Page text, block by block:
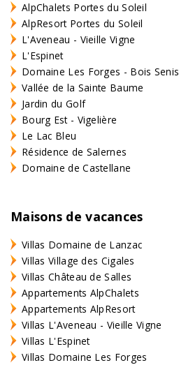
AlpChalets Portes du Soleil
AlpResort Portes du Soleil
L'Aveneau - Vieille Vigne
L'Espinet
Domaine Les Forges - Bois Senis
Vallée de la Sainte Baume
Jardin du Golf
Bourg Est - Vigelière
Le Lac Bleu
Résidence de Salernes
Domaine de Castellane
Maisons de vacances
Villas Domaine de Lanzac
Villas Village des Cigales
Villas Château de Salles
Appartements AlpChalets
Appartements AlpResort
Villas L'Aveneau - Vieille Vigne
Villas L'Espinet
Villas Domaine Les Forges